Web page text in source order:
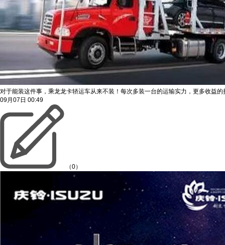
对于能装这件事，乘龙龙卡轿运车从来不装！每次多装一台的运输实力，更多收益
09月07日 00:49
（0）